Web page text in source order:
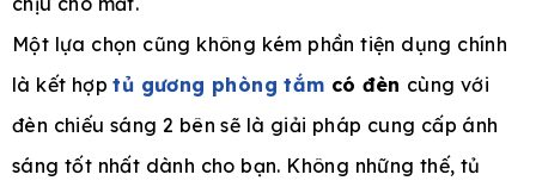
Một lựa chọn cũng không kém phần tiện dụng chính
là kết hợptủ gương phòng tắm có đèn cùng với
đèn chiếu sáng 2 bên sẽ là giải pháp cung cấp ánh
sáng tốt nhất dành cho bạn. Không những thế, tủ